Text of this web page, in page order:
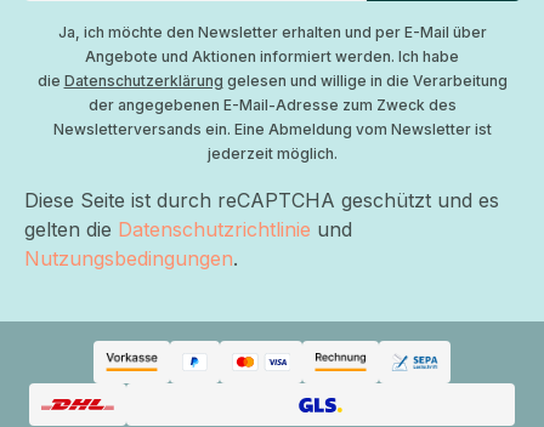
Ja, ich möchte den Newsletter erhalten und per E-Mail über
Angebote und Aktionen informiert werden. Ich habe
die Datenschutzerklärung gelesen und willige in die Verarbeitung
der angegebenen E-Mail-Adresse zum Zweck des
Newsletterversands ein. Eine Abmeldung vom Newsletter ist
jederzeit möglich.
Diese Seite ist durch reCAPTCHA geschützt und es
gelten die Datenschutzrichtlinie und
Nutzungsbedingungen.